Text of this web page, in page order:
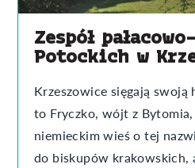
Zespół
Potockich w
Krzeszowice sięgają
to Fryczko, wójt z
niemieckim wieś o tej
do biskupów krakowskich,